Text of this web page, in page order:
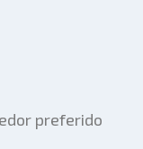
preferido